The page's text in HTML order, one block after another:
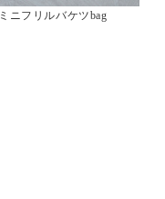
ミニフリルバケツbag